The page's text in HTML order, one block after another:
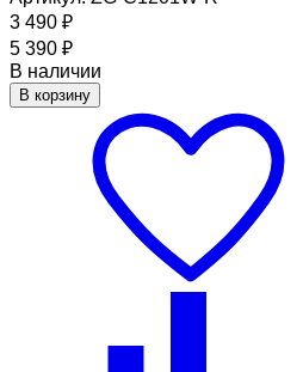
3 490 ₽
5 390 ₽
В наличии
В корзину